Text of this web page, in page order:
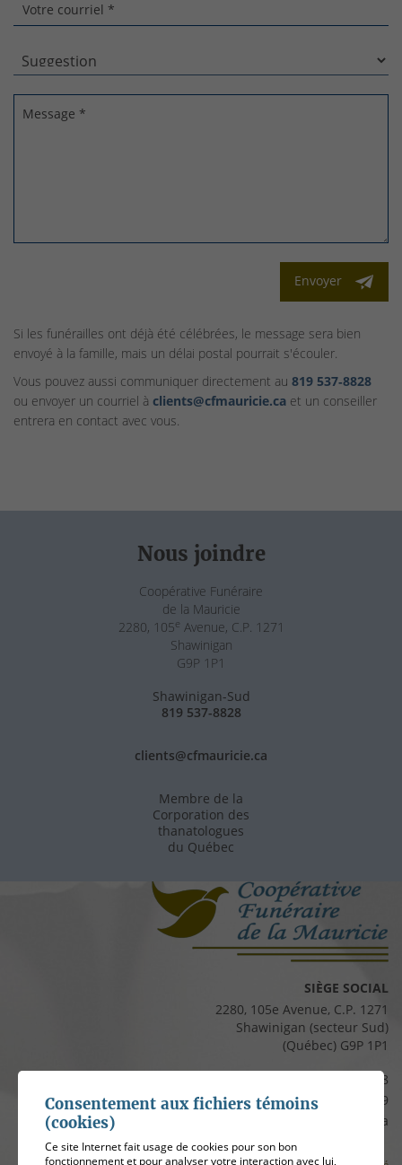
Votre courriel *
Message *
Envoyer
Si les funérailles ont déjà été célébrées, le message sera bien
envoyé à la famille, mais un délai postal pourrait s'écouler.
Vous pouvez aussi communiquer directement au 819 537‑8828
ou envoyer un courriel à clients@cfmauricie.ca et un conseiller
entrera en contact avec vous.
Nous joindre
Coopérative Funéraire
de la Mauricie
2280, 105e Avenue, C.P. 1271
Shawinigan
G9P 1P1
Shawinigan-Sud
819 537-8828
clients@cfmauricie.ca
Membre de la
Corporation des
thanatologues
du Québec
SIÈGE SOCIAL
2280, 105e Avenue, C.P. 1271
Shawinigan (secteur Sud)
(Québec) G9P 1P1
819 537-8828
Télécopieur :819 537-8829
clients@cfmauricie.ca
Consentement aux fichiers témoins
(cookies)
Ce site Internet fait usage de cookies pour son bon
fonctionnement et pour analyser votre interaction avec lui,